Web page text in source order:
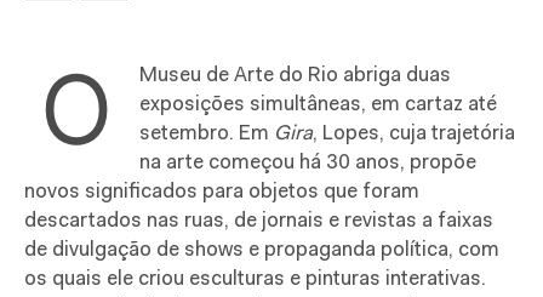
O
Museu de Arte do Rio abriga duas
exposições simultâneas, em cartaz até
setembro. Em Gira, Lopes, cuja trajetória
na arte começou há 30 anos, propõe
novos significados para objetos que foram
descartados nas ruas, de jornais e revistas a faixas
de divulgação de shows e propaganda política, com
os quais ele criou esculturas e pinturas interativas.